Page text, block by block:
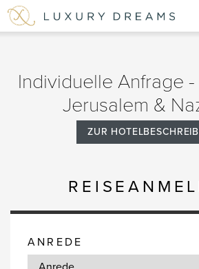
Individuelle Anfrage -
Jerusalem &
ZUR
ANREDE